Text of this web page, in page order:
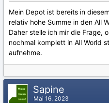
Mein Depot ist bereits in
relativ hohe Summe in den All
Daher stelle ich mir die Frage,
nochmal komplett in All World
aufnehme.
Sapine
Mai 16, 2023